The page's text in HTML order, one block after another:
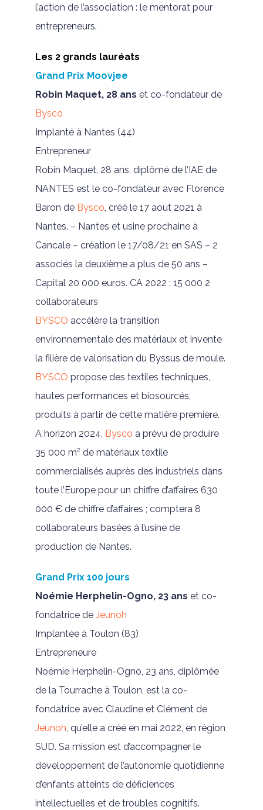
l’action de l’association : le mentorat pour
entrepreneurs.
Les 2 grands lauréats
Grand Prix Moovjee
Robin Maquet, 28 ans et co-fondateur de
Bysco
Implanté à Nantes (44)
Entrepreneur
Robin Maquet, 28 ans, diplômé de l’IAE de
NANTES est le co-fondateur avec Florence
Baron de Bysco, créé le 17 aout 2021 à
Nantes. – Nantes et usine prochaine à
Cancale – création le 17/08/21 en SAS – 2
associés la deuxième a plus de 50 ans –
Capital 20 000 euros. CA 2022 : 15 000 2
collaborateurs
BYSCO accélère la transition
environnementale des matériaux et invente
la filière de valorisation du Byssus de moule.
BYSCO propose des textiles techniques,
hautes performances et biosourcés,
produits à partir de cette matière première.
A horizon 2024, Bysco a prévu de produire
35 000 m² de matériaux textile
commercialisés auprès des industriels dans
toute l’Europe pour un chiffre d’affaires 630
000 € de chiffre d’affaires ; comptera 8
collaborateurs basées à l’usine de
production de Nantes.
Grand Prix 100 jours
Noémie Herphelin-Ogno, 23 ans et co-
fondatrice de Jeunoh
Implantée à Toulon (83)
Entrepreneure
Noémie Herphelin-Ogno, 23 ans, diplômée
de la Tourrache à Toulon, est la co-
fondatrice avec Claudine et Clément de
Jeunoh, qu’elle a créé en mai 2022, en région
SUD. Sa mission est d’accompagner le
développement de l’autonomie quotidienne
d’enfants atteints de déficiences
intellectuelles et de troubles cognitifs.